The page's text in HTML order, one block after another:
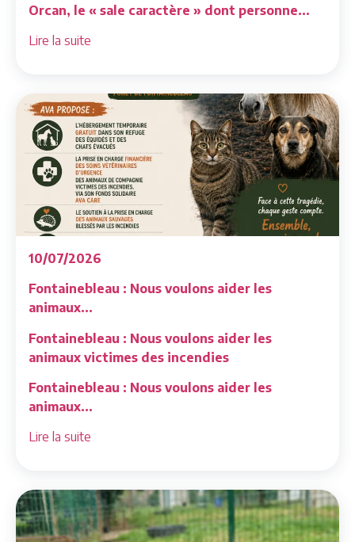
Orcan, le « sale caractère » dont personne...
Lire la suite
10/07/2026
Fontainebleau : Nous voulons aider les
animaux...
Fontainebleau : Nous voulons aider les
animaux victimes des incendies
Fontainebleau : Nous voulons aider les
animaux...
Lire la suite